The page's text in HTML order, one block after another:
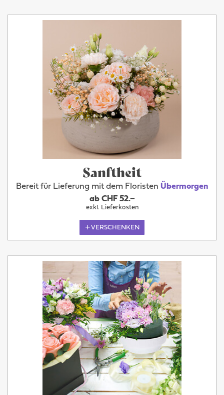
Sanftheit
Bereit für Lieferung mit dem Floristen Übermorgen
ab CHF 52.–
exkl. Lieferkosten
VERSCHENKEN